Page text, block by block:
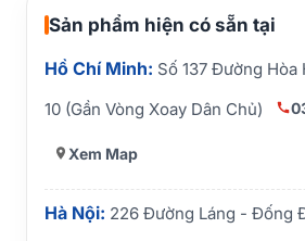
Sản phẩm hiện có sẵn tại
Hồ Chí Minh: Số 137 Đường Hòa
10 (Gần Vòng Xoay Dân Chủ)
Xem Map
Hà Nội: 226 Đường Láng - Đống